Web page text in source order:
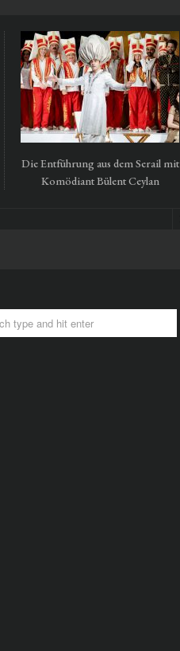
Die Entführung aus dem Serail mit
Komödiant Bülent Ceylan